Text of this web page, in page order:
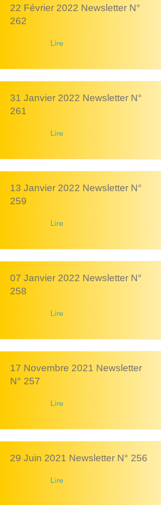
22 Février 2022 Newsletter N°
262
Lire
31 Janvier 2022 Newsletter N°
261
Lire
13 Janvier 2022 Newsletter N°
259
Lire
07 Janvier 2022 Newsletter N°
258
Lire
17 Novembre 2021 Newsletter
N° 257
Lire
29 Juin 2021 Newsletter N° 256
Lire